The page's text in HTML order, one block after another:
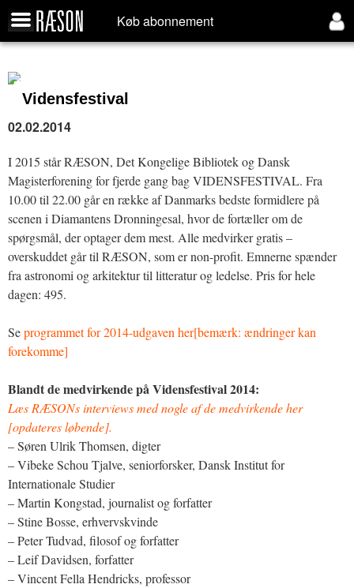
Køb abonnement
Vidensfestival
02.02.2014
I 2015 står RÆSON, Det Kongelige Bibliotek og Dansk
Magisterforening for fjerde gang bag VIDENSFESTIVAL. Fra
10.00 til 22.00 går en række af Danmarks bedste formidlere på
scenen i Diamantens Dronningesal, hvor de fortæller om de
spørgsmål, der optager dem mest. Alle medvirker gratis –
overskuddet går til RÆSON, som er non-profit. Emnerne spænder
fra astronomi og arkitektur til litteratur og ledelse. Pris for hele
dagen: 495.
Seprogrammet for 2014-udgaven her[bemærk: ændringer kan
forekomme]
Blandt de medvirkende på Vidensfestival 2014:
Læs RÆSONs interviews med nogle af de medvirkende her
[opdateres løbende].
– Søren Ulrik Thomsen, digter
– Vibeke Schou Tjalve, seniorforsker, Dansk Institut for
Internationale Studier
– Martin Kongstad, journalist og forfatter
– Stine Bosse, erhvervskvinde
– Peter Tudvad, filosof og forfatter
– Leif Davidsen, forfatter
– Vincent Fella Hendricks, professor